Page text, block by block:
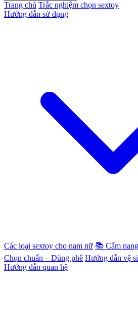
Trang chủ Trắc nghiệm chọn sextoy
Hướng dẫn sử dụng
Các loại sextoy cho nam nữ 📚 Cẩm
Chọn chuẩn – Dùng phê Hướng dẫn vệ
Hướng dẫn quan hệ